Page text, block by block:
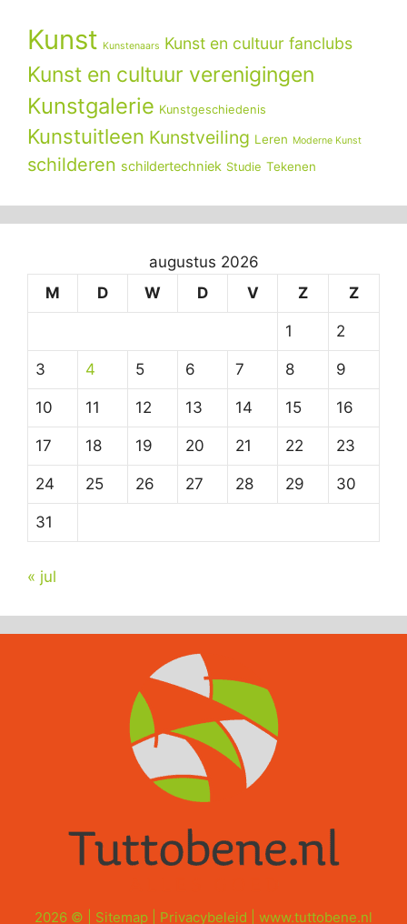
Kunst Kunstenaars Kunst en cultuur fanclubs
Kunst en cultuur verenigingen
Kunstgalerie Kunstgeschiedenis
Kunstuitleen Kunstveiling Leren Moderne Kunst
schilderen schildertechniek Studie Tekenen
augustus 2026
M
D W D V Z Z
1 2
3 4 5 6 7 8 9
10 11 12 13 14 15 16
17 18 19 20 21 22 23
24 25 26 27 28 29 30
31
« jul
2026 © | Sitemap Privacybeleid www.tuttobene.nl